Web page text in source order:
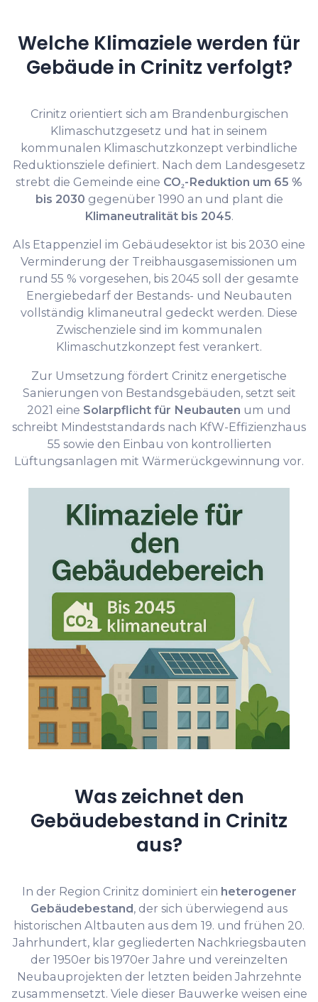
Welche Klimaziele werden für
Gebäude in Crinitz verfolgt?
Crinitz orientiert sich am Brandenburgischen
Klimaschutzgesetz und hat in seinem
kommunalen Klimaschutzkonzept verbindliche
Reduktionsziele definiert. Nach dem Landesgesetz
strebt die Gemeinde eine CO₂-Reduktion um 65 %
bis 2030 gegenüber 1990 an und plant die
Klimaneutralität bis 2045.
Als Etappenziel im Gebäudesektor ist bis 2030 eine
Verminderung der Treibhausgasemissionen um
rund 55 % vorgesehen, bis 2045 soll der gesamte
Energiebedarf der Bestands- und Neubauten
vollständig klimaneutral gedeckt werden. Diese
Zwischenziele sind im kommunalen
Klimaschutzkonzept fest verankert.
Zur Umsetzung fördert Crinitz energetische
Sanierungen von Bestandsgebäuden, setzt seit
2021 eine Solarpflicht für Neubauten um und
schreibt Mindeststandards nach KfW-Effizienzhaus
55 sowie den Einbau von kontrollierten
Lüftungsanlagen mit Wärmerückgewinnung vor.
Was zeichnet den
Gebäudebestand in Crinitz
aus?
In der Region Crinitz dominiert ein heterogener
Gebäudebestand, der sich überwiegend aus
historischen Altbauten aus dem 19. und frühen 20.
Jahrhundert, klar gegliederten Nachkriegsbauten
der 1950er bis 1970er Jahre und vereinzelten
Neubauprojekten der letzten beiden Jahrzehnte
zusammensetzt. Viele dieser Bauwerke weisen eine